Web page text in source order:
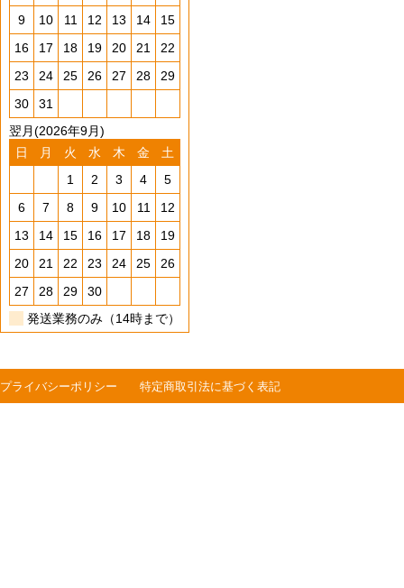
9
10 11 12 13 14
15
16
17 18 19 20 21
22
23
24 25 26 27 28
29
30
31
翌月(2026年9月)
日
月 火 水 木 金
土
1
2 3 4
5
6
7 8 9 10 11
12
13
14 15 16 17 18
19
20
21 22 23 24 25
26
27
28 29
30
発送業務のみ（14時まで）
プライバシーポリシー 特定商取引法に基づく表記